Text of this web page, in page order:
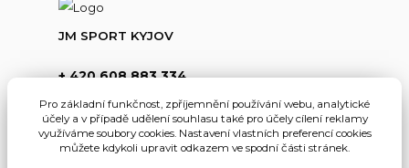
JM SPORT KYJOV
+ 420 608 883 334
info@jmsportkyjov.cz
Pro základní funkčnost, zpříjemnění používání webu, analytické
účely a v případě udělení souhlasu také pro účely cílení reklamy
využíváme soubory cookies. Nastavení vlastních preferencí cookies
můžete kdykoli upravit odkazem ve spodní části stránek.